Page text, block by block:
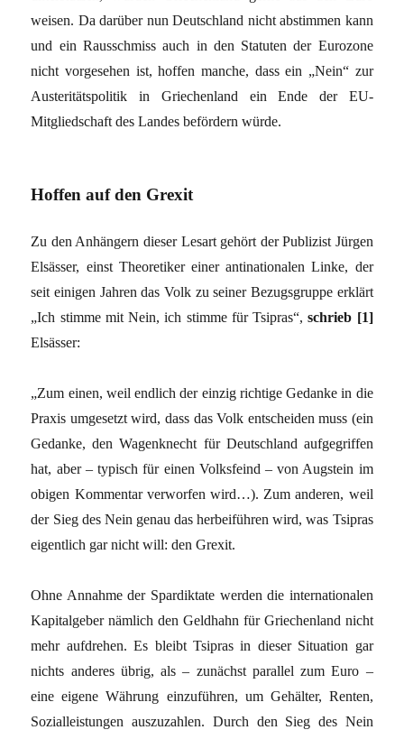
weisen. Da darüber nun Deutschland nicht abstimmen kann
und ein Rausschmiss auch in den Statuten der Eurozone
nicht vorgesehen ist, hoffen manche, dass ein „Nein“ zur
Austeritätspolitik in Griechenland ein Ende der EU-
Mitgliedschaft des Landes befördern würde.
Hoffen auf den Grexit
Zu den Anhängern dieser Lesart gehört der Publizist Jürgen
Elsässer, einst Theoretiker einer antinationalen Linke, der
seit einigen Jahren das Volk zu seiner Bezugsgruppe erklärt
„Ich stimme mit Nein, ich stimme für Tsipras“,schrieb [1]
Elsässer:
„Zum einen, weil endlich der einzig richtige Gedanke in die
Praxis umgesetzt wird, dass das Volk entscheiden muss (ein
Gedanke, den Wagenknecht für Deutschland aufgegriffen
hat, aber – typisch für einen Volksfeind – von Augstein im
obigen Kommentar verworfen wird…). Zum anderen, weil
der Sieg des Nein genau das herbeiführen wird, was Tsipras
eigentlich gar nicht will: den Grexit.
Ohne Annahme der Spardiktate werden die internationalen
Kapitalgeber nämlich den Geldhahn für Griechenland nicht
mehr aufdrehen. Es bleibt Tsipras in dieser Situation gar
nichts anderes übrig, als – zunächst parallel zum Euro –
eine eigene Währung einzuführen, um Gehälter, Renten,
Sozialleistungen auszuzahlen. Durch den Sieg des Nein